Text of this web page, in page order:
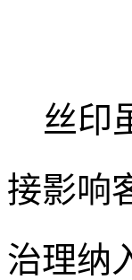
丝印
接影响
治理纳